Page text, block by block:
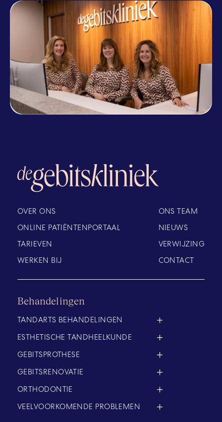
OVER ONS
ONS TEAM
ONLINE PATIËNTENPORTAAL
NIEUWS
TARIEVEN
VERWIJZING
WERKEN BIJ
CONTACT
Behandelingen
TANDARTS BEHANDELINGEN
ESTHETISCHE TANDHEELKUNDE
GEBITSPROTHESE
GEBITSRENOVATIE
ORTHODONTIE
VEELVOORKOMENDE PROBLEMEN